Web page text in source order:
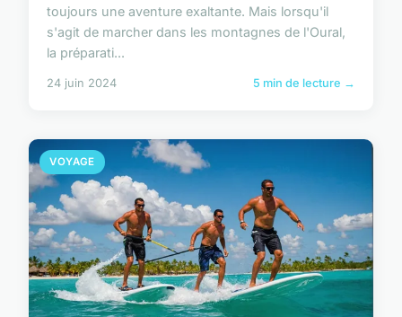
toujours une aventure exaltante. Mais lorsqu'il
s'agit de marcher dans les montagnes de l'Oural,
la préparati...
24 juin 2024 5 min de lecture →
VOYAGE